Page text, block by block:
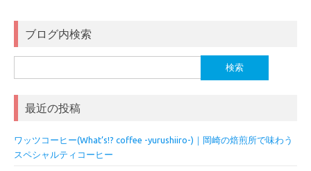
ブログ内検索
索:
最近の投稿
ワッツコーヒー(What’s!? coffee -yurushiiro-)｜岡崎の焙煎所で味わう
スペシャルティコーヒー